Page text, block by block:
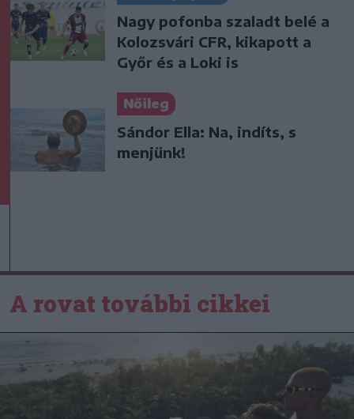
Nagy pofonba szaladt belé a
Kolozsvári CFR, kikapott a
Győr és a Loki is
Nőileg
Sándor Ella: Na, indíts, s
menjünk!
A rovat további cikkei